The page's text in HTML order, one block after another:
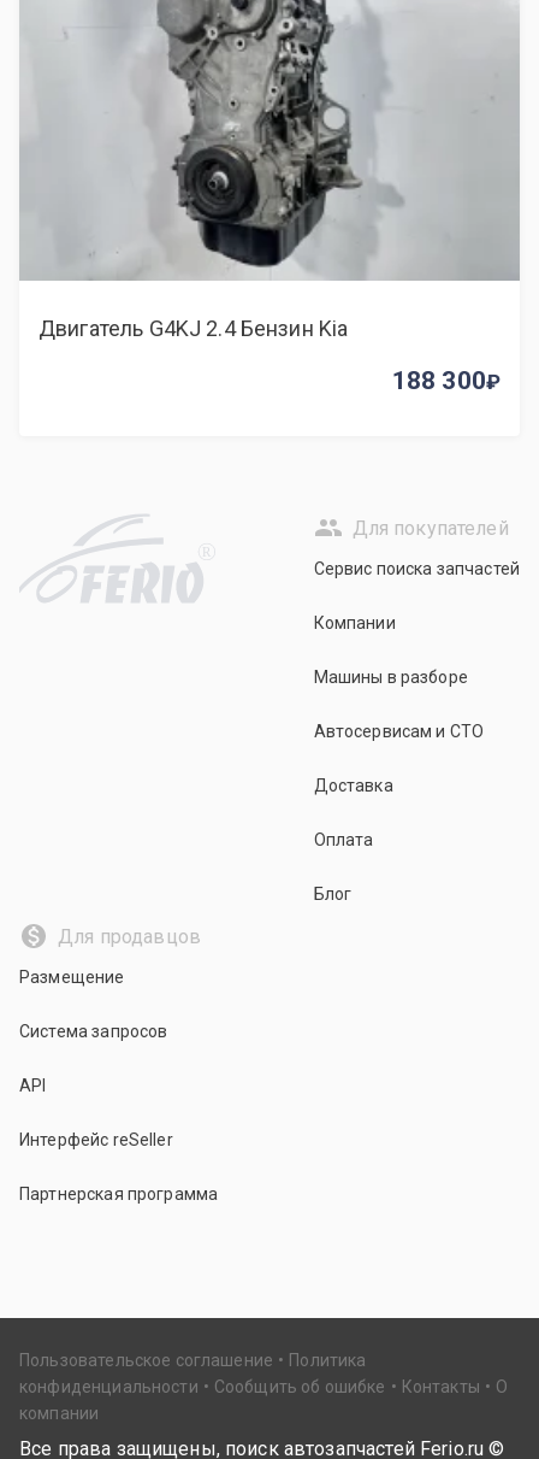
Двигатель G4KJ 2.4 Бензин Kia
188 300
R
Для покупателей
Сервис поиска запчастей
Компании
Машины в разборе
Автосервисам и СТО
Доставка
Оплата
Блог
Для продавцов
Размещение
Система запросов
API
Интерфейс reSeller
Партнерская программа
Пользовательское соглашение
Политика
конфиденциальности
Сообщить об ошибке Контакты
О
компании
Все права защищены, поиск автозапчастей Ferio.ru ©